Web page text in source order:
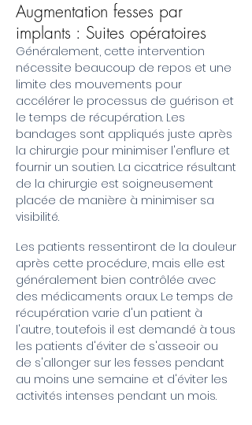
Augmentation fesses par
implants : Suites opératoires
Généralement, cette intervention
nécessite beaucoup de repos et une
limite des mouvements pour
accélérer le processus de guérison et
le temps de récupération. Les
bandages sont appliqués juste après
la chirurgie pour minimiser l'enflure et
fournir un soutien. La cicatrice résultant
de la chirurgie est soigneusement
placée de manière à minimiser sa
visibilité.
Les patients ressentiront de la douleur
après cette procédure, mais elle est
généralement bien contrôlée avec
des médicaments oraux. Le temps de
récupération varie d'un patient à
l'autre, toutefois il est demandé à tous
les patients d'éviter de s'asseoir ou
de s'allonger sur les fesses pendant
au moins une semaine et d'éviter les
activités intenses pendant un mois.